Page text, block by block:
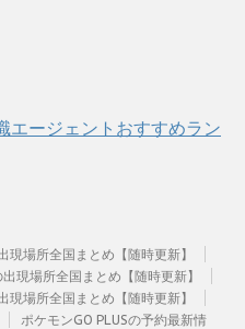
エージェントおすすめラン
現場所全国まとめ【随時更新】
現場所全国まとめ【随時更新】
現場所全国まとめ【随時更新】
ポケモンGO PLUSの予約最新情